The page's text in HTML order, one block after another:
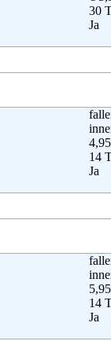
30
Ja
+49
+49
14
Ja
+49
14
Ja